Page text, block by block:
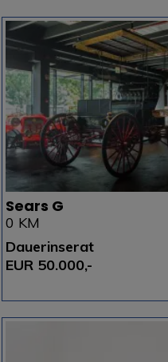
Sears G
0 KM
Dauerinserat
EUR 50.000,-